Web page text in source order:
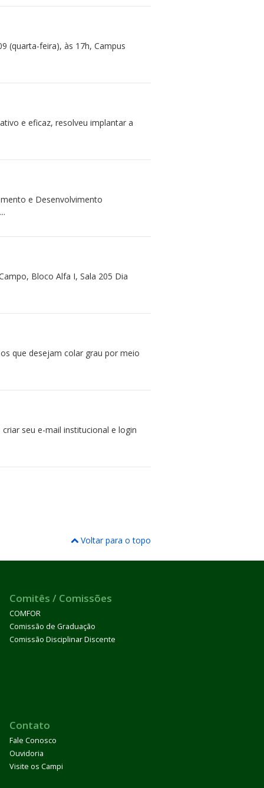
(quarta-feira), às 17h, Campus
e eficaz, resolveu implantar a
e Desenvolvimento
Bloco Alfa I, Sala 205 Dia
que desejam colar grau por meio
seu e-mail institucional e login
Voltar para o topo
Comitês / Comissões
COMFOR
Comissão de Graduação
Comissão Disciplinar Discente
Contato
Fale Conosco
Ouvidoria
Visite os Campi